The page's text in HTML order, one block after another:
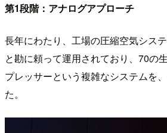
第1段階：アナログアプローチ
長年にわたり、工場の圧縮空気シス
と勘に頼って運用されており、70の
プレッサーという複雑なシステムを
た。